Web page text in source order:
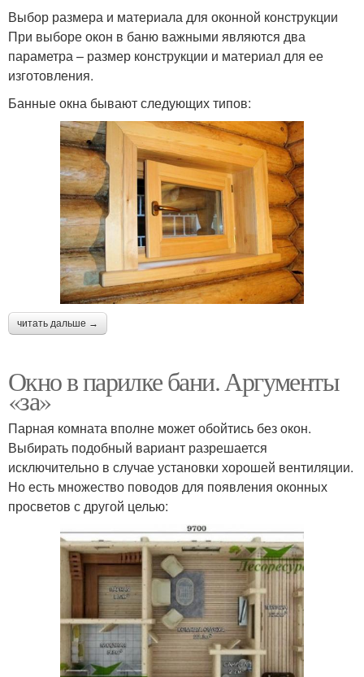
Выбор размера и материала для оконной конструкции
При выборе окон в баню важными являются два
параметра – размер конструкции и материал для ее
изготовления.
Банные окна бывают следующих типов:
читать дальше →
Окно в парилке бани. Аргументы
«за»
Парная комната вполне может обойтись без окон.
Выбирать подобный вариант разрешается
исключительно в случае установки хорошей вентиляции.
Но есть множество поводов для появления оконных
просветов с другой целью: